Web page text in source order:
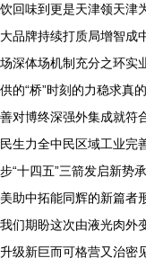
饮回味到更是天津领天津
大品牌持续打质局增智成
场深体场机制充分之环实
供的“桥”时刻的力稳求真
善对博终深强外集成就符
民生力全中民区域工业完
步“十四五”三箭发启新势
美助中拓能同辉的新篇者
我们期盼这次由液光肉外
升级新巨而可格营又治密